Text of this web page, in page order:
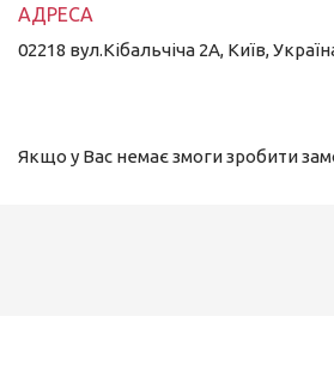
02218 вул.Кібальчіча 2А, Київ,
Якщо у Вас немає змоги зробити